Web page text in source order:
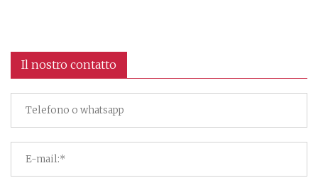
Il nostro contatto